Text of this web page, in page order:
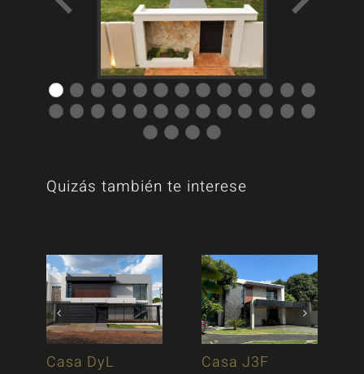
Quizás también te interese
Casa DyL Casa J3F